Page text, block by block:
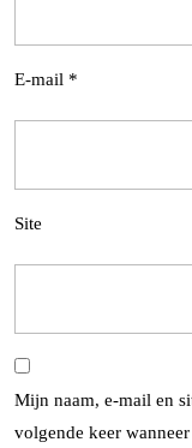
E-mail *
Site
Mijn naam, e-mail en
volgende keer